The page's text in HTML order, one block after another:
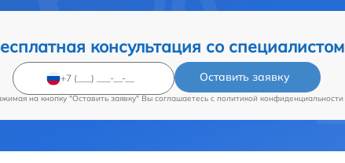
консультация со специалистом
Оставить заявку
на кнопку "Оставить заявку" Вы соглашаетесь c политикой конфиденциальности